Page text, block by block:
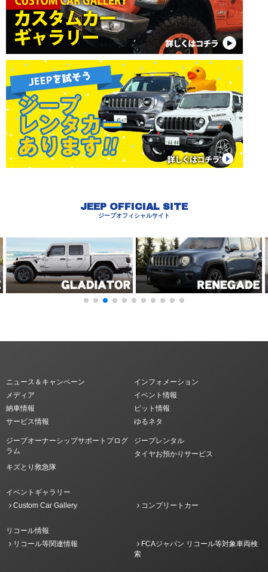
JEEP OFFICIAL SITE
ジープオフィシャルサイト
ニュース＆キャンペーン
インフォメーション
メディア
イベント情報
納車情報
ピット情報
サービス情報
ゆるネタ
ジープオーナーシップサポートプログ
ラム
ジープレンタル
タイヤお預かりサービス
キズとり救急隊
イベントギャラリー
Custom Car Gallery
コンプリートカー
リコール情報
リコール等関連情報
FCAジャパン リコール等対象車両検
索